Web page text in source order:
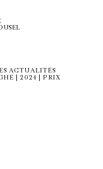
ACTUALITÉS
| 2024 | PRIX